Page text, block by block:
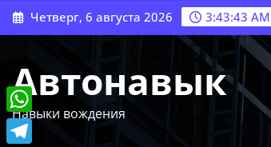
Перейти
к
Четверг, 6 августа 2026 3:43:44 AM
Автонавык
Навыки вождения
WhatsApp